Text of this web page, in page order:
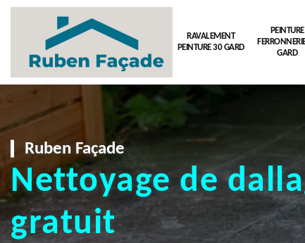
RAVALEMENT
PEINTURE 30 GARD
PEINTURE
GARD
Ruben Façade
Nettoyage de
gratuit